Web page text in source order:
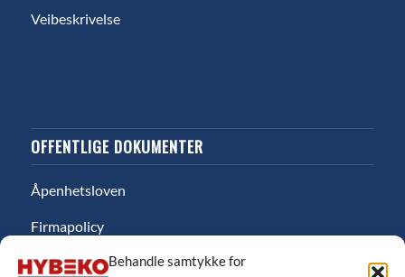
Behandle samtykke for
Veibeskrivelse
OFFENTLIGE DOKUMENTER
Åpenhetsloven
Firmapolicy
Miljø